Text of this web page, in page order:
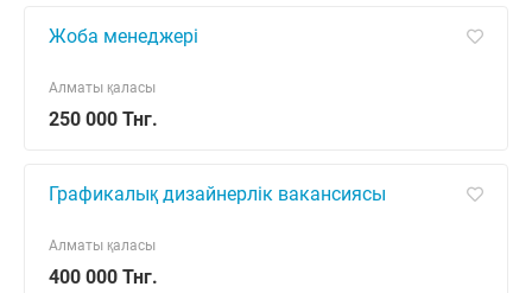
Жоба менеджері
250 000 Тнг.
Алматы қаласы
Графикалық дизайнерлік вакансиясы
400 000 Тнг.
Алматы қаласы